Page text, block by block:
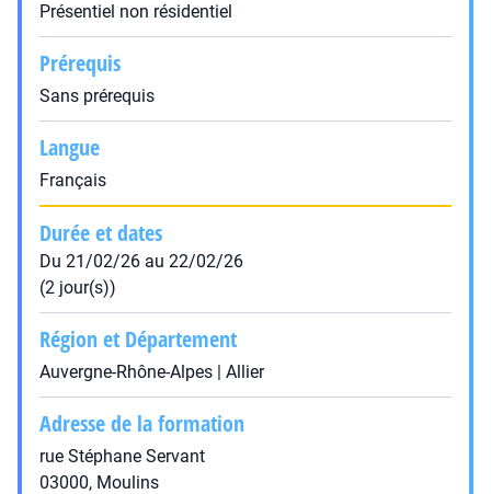
Présentiel non résidentiel
Prérequis
Sans prérequis
Langue
Français
Durée et dates
Du 21/02/26 au 22/02/26
(2 jour(s))
Région et Département
Auvergne-Rhône-Alpes | Allier
Adresse de la formation
rue Stéphane Servant
03000, Moulins